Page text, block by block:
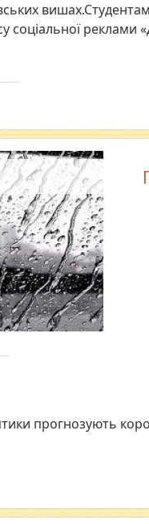
соціальної реклами
прогнозують